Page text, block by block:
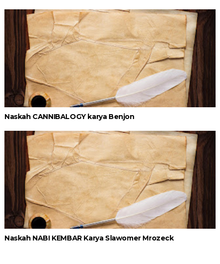
Naskah CANNIBALOGY karya Benjon
Naskah NABI KEMBAR Karya Slawomer Mrozeck